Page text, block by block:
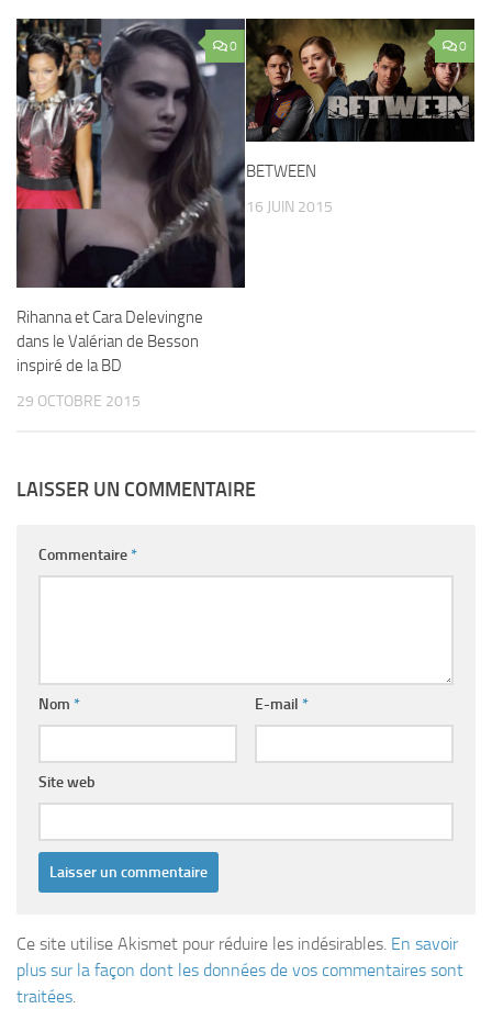
0
Rihanna et Cara Delevingne
dans le Valérian de Besson
inspiré de la BD
29 OCTOBRE 2015
0
BETWEEN
16 JUIN 2015
LAISSER UN COMMENTAIRE
Commentaire*
Nom * E-mail *
Site web
Ce site utilise Akismet pour réduire les indésirables. En savoir
plus sur la façon dont les données de vos commentaires sont
traitées.